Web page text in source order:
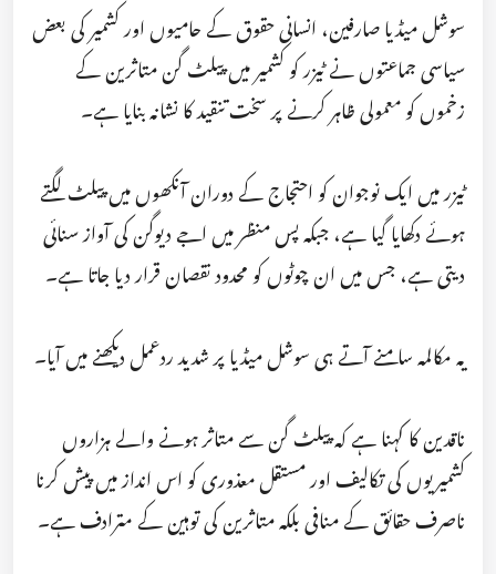
سوشل میڈیا صارفین، انسانی حقوق کے حامیوں اور کشمیر کی بعض
سیاسی جماعتوں نے ٹیزر کو کشمیر میں پیلٹ گن متاثرین کے
زخموں کو معمولی ظاہر کرنے پر سخت تنقید کا نشانہ بنایا ہے۔
ٹیزر میں ایک نوجوان کو احتجاج کے دوران آنکھوں میں پیلٹ لگتے
ہوئے دکھایا گیا ہے، جبکہ پس منظر میں اجے دیوگن کی آواز سنائی
دیتی ہے، جس میں ان چوٹوں کو محدود نقصان قرار دیا جاتا ہے۔
یہ مکالمہ سامنے آتے ہی سوشل میڈیا پر شدید ردعمل دیکھنے میں آیا۔
ناقدین کا کہنا ہے کہ پیلٹ گن سے متاثر ہونے والے ہزاروں
کشمیریوں کی تکالیف اور مستقل معذوری کو اس انداز میں پیش کرنا
ناصرف حقائق کے منافی بلکہ متاثرین کی توہین کے مترادف ہے۔